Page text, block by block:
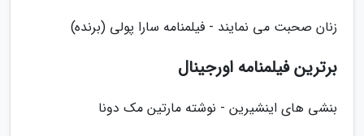
زنان صحبت می نمایند - فیلمنامه سارا پولی (برنده)
برترین فیلمنامه اورجینال
بنشی های اینشیرین - نوشته مارتین مک دونا